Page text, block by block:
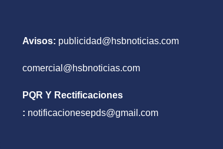
Avisos: publicidad@hsbnoticias.com
comercial@hsbnoticias.com
PQR Y Rectificaciones
: notificacionesepds@gmail.com